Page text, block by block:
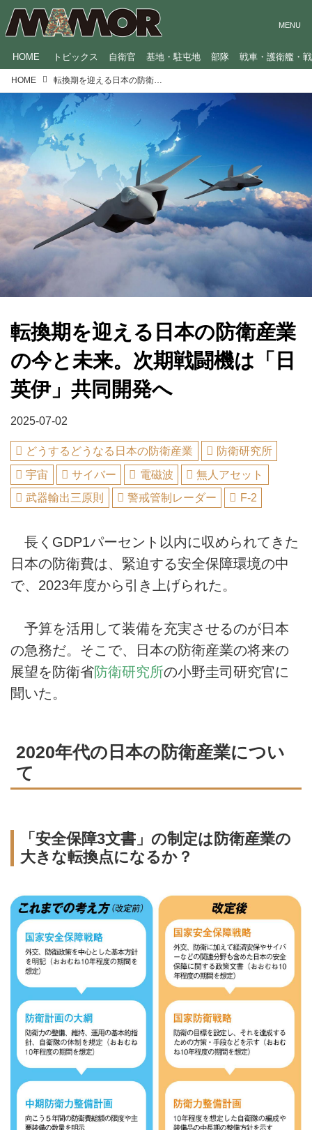
HOME トピックス 自衛官 基地・駐屯地 部隊 戦車・護衛艦・
HOME 転換期を迎える日本の防衛産業の今と未来。次期戦闘機は「日英伊」共同開発へ
転換期を迎える日本の防衛産業
の今と未来。次期戦闘機は「日
英伊」共同開発へ
2025-07-02
どうするどうなる日本の防衛産業
防衛研究所
宇宙
サイバー 電磁波
無人アセット
武器輸出三原則
警戒管制レーダー F-2
長くGDP1パーセント以内に収められてきた
日本の防衛費は、緊迫する安全保障環境の中
で、2023年度から引き上げられた。
予算を活用して装備を充実させるのが日本
の急務だ。そこで、日本の防衛産業の将来の
展望を防衛省防衛研究所の小野圭司研究官に
聞いた。
2020年代の日本の防衛産業につい
て
「安全保障3文書」の制定は防衛産業の
大きな転換点になるか？